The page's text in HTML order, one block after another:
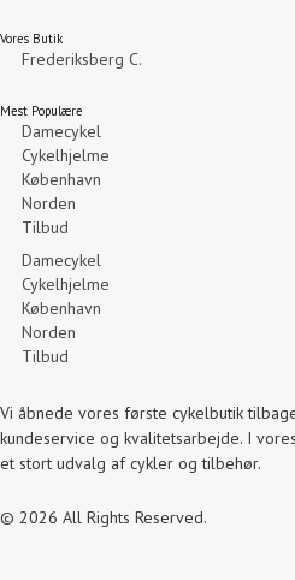
Vores Butik
Frederiksberg C.
Mest Populære
Damecykel
Cykelhjelme
København
Norden
Tilbud
Damecykel
Cykelhjelme
København
Norden
Tilbud
Vi åbnede vores første cykelbutik
kundeservice og kvalitetsarbejde. I
et stort udvalg af cykler og tilbehør.
© 2026 All Rights Reserved.